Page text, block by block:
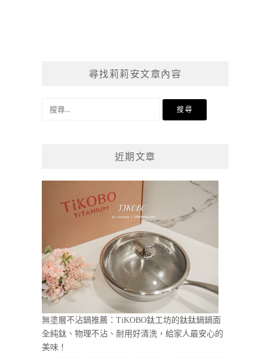
尋找莉莉安文章內容
近期文章
無塗層不沾鍋推薦：TiKOBO鈦工坊的鈦鈦鍋鍋面
全純鈦、物理不沾、耐用好清洗，給家人最安心的
美味！